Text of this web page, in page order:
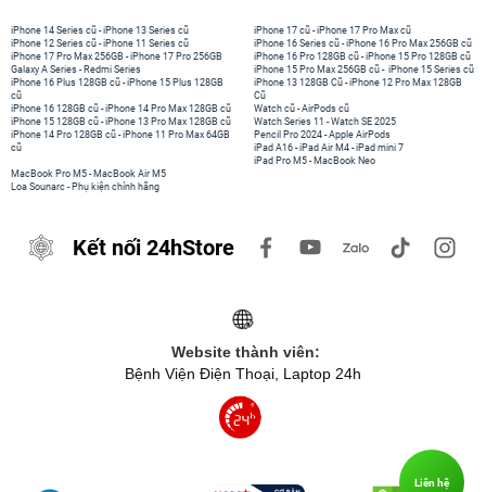
iPhone 14 Series cũ -iPhone 13 Series cũ
iPhone 12 Series cũ -iPhone 11 Series cũ
iPhone 17 Pro Max 256GB -iPhone 17 Pro 256GB
Galaxy A Series - Redmi Series
iPhone 17 cũ -iPhone 17 Pro Max cũ
iPhone 16 Series cũ - iPhone 16 Pro Max 256GB cũ
iPhone 16 Pro 128GB cũ -iPhone 15 Pro 128GB cũ
iPhone 15 Pro Max 256GB cũ - iPhone 15 Series cũ
iPhone 16 Plus 128GB cũ -iPhone 15 Plus 128GB
cũ
iPhone 16 128GB cũ -iPhone 14 Pro Max 128GB cũ
iPhone 15 128GB cũ -iPhone 13 Pro Max 128GB cũ
iPhone 14 Pro 128GB cũ -iPhone 11 Pro Max 64GB
cũ
iPhone 13 128GB Cũ -iPhone 12 Pro Max 128GB
Cũ
Watch cũ -AirPods cũ
Watch Series 11 -Watch SE 2025
Pencil Pro 2024 -Apple AirPods
iPad A16 -iPad Air M4 -iPad mini 7
iPad Pro M5 - MacBook Neo
MacBook Pro M5 - MacBook Air M5
Loa Sounarc - Phụ kiện chính hãng
Kết nối 24hStore
Website thành viên:
Bệnh Viện Điện Thoại, Laptop 24h
Liên hệ